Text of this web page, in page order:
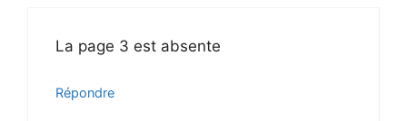
La page 3 est absente
Répondre